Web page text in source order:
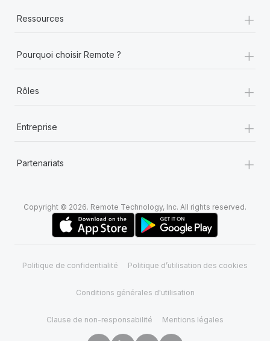
Ressources +
Pourquoi choisir Remote ? +
Rôles +
Entreprise +
Partenariats +
Copyright © 2026. Remote Technology, Inc. All rights reserved.
Politique de confidentialité Politique d’utilisation des cookies
Conditions générales d'utilisation
Clause de non-responsabilité Mentions légales